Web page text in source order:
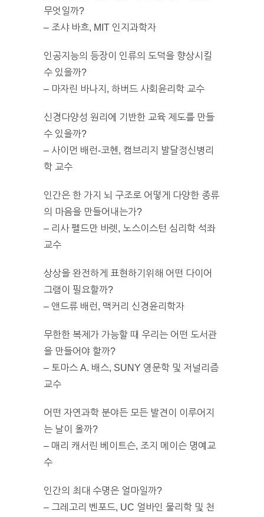
무엇일까?
– 조샤 바흐, MIT 인지과학자
인공지능의 등장이 인류의 도덕을 향상시킬
수 있을까?
– 마자린 바나지, 하버드 사회윤리학 교수
신경다양성 원리에 기반한 교육 제도를 만들
수 있을까?
– 사이먼 배런-코헨, 캠브리지 발달정신병리
학 교수
인간은 한 가지 뇌 구조로 어떻게 다양한 종류
의 마음을 만들어내는가?
– 리사 펠드만 바렛, 노스이스턴 심리학 석좌
교수
상상을 완전하게 표현하기위해 어떤 다이어
그램이 필요할까?
– 앤드류 배런, 맥커리 신경윤리학자
무한한 복제가 가능할 때 우리는 어떤 도서관
을 만들어야 할까?
– 토마스 A. 배스, SUNY 영문학 및 저널리즘
교수
어떤 자연과학 분야든 모든 발견이 이루어지
는 날이 올까?
– 매리 캐서린 베이트슨, 조지 메이슨 명예교
수
인간의 최대 수명은 얼마일까?
– 그레고리 벤포드, UC 얼바인 물리학 및 천